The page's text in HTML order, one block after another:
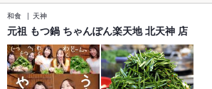
和食 天神
元祖 もつ鍋 ちゃんぽん楽天地 北天神 店